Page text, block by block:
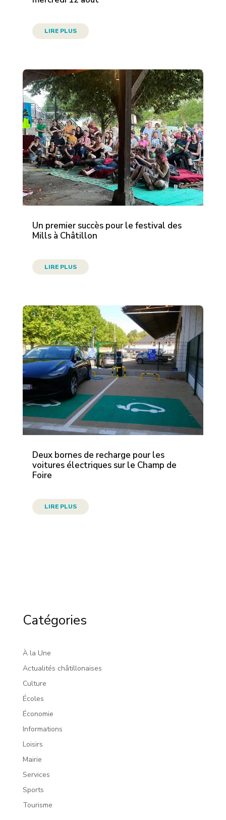
LIRE PLUS
Un premier succès pour le festival des
Mills à Châtillon
LIRE PLUS
Deux bornes de recharge pour les
voitures électriques sur le Champ de
Foire
LIRE PLUS
Catégories
À la Une
Actualités châtillonaises
Culture
Écoles
Économie
Informations
Loisirs
Mairie
Services
Sports
Tourisme